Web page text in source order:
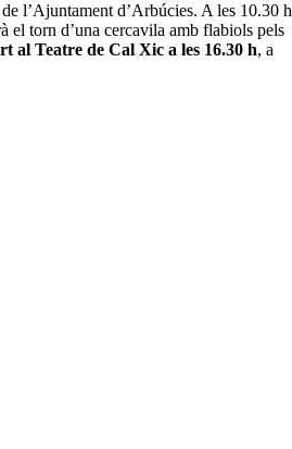
l’Ajuntament d’Arbúcies. A les 10.30 h
el torn d’una cercavila amb flabiols pels
al Teatre de Cal Xic a les 16.30 h, a